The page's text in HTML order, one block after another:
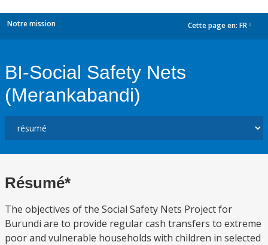
Notre mission Cette page en: FR
BI-Social Safety Nets
(Merankabandi)
Résumé*
The objectives of the Social Safety Nets Project for
Burundi are to provide regular cash transfers to extreme
poor and vulnerable households with children in selected